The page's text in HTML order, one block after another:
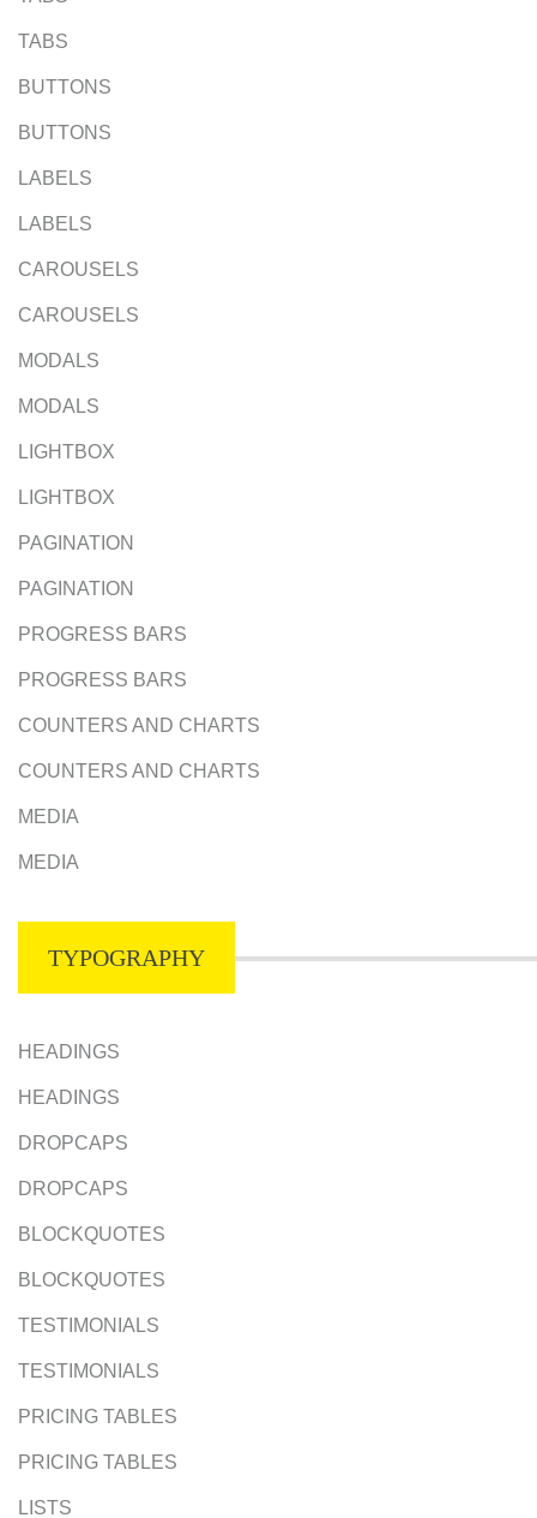
TABS
BUTTONS
BUTTONS
LABELS
LABELS
CAROUSELS
CAROUSELS
MODALS
MODALS
LIGHTBOX
LIGHTBOX
PAGINATION
PAGINATION
PROGRESS BARS
PROGRESS BARS
COUNTERS AND CHARTS
COUNTERS AND CHARTS
MEDIA
MEDIA
TYPOGRAPHY
HEADINGS
HEADINGS
DROPCAPS
DROPCAPS
BLOCKQUOTES
BLOCKQUOTES
TESTIMONIALS
TESTIMONIALS
PRICING TABLES
PRICING TABLES
LISTS